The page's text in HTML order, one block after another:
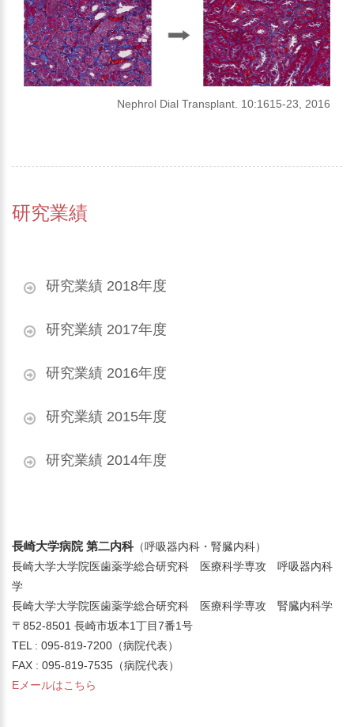
Nephrol Dial Transplant. 10:1615-23, 2016
研究業績
研究業績 2018年度
研究業績 2017年度
研究業績 2016年度
研究業績 2015年度
研究業績 2014年度
長崎大学病院 第二内科（呼吸器内科・腎臓内科）
長崎大学大学院医歯薬学総合研究科 医療科学専攻 呼吸器内科
学
長崎大学大学院医歯薬学総合研究科 医療科学専攻 腎臓内科学
〒852-8501 長崎市坂本1丁目7番1号
TEL : 095-819-7200（病院代表）
FAX : 095-819-7535（病院代表）
Eメールはこちら